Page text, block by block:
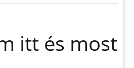
itt és most